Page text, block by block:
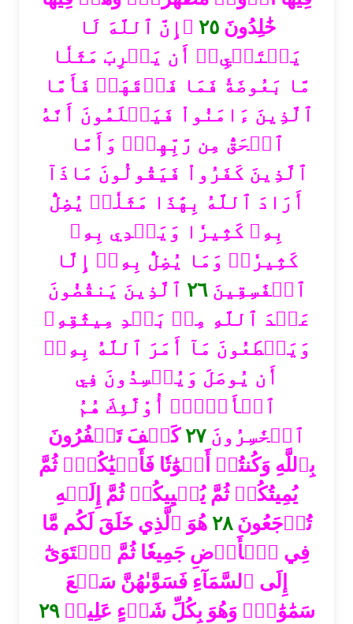
خَٰلِدُونَ٢٥ ۞إِنَّ ٱللَّهَ لَا
يَسۡتَحۡيِۦٓ أَن يَضۡرِبَ مَثَلٗا
مَّا بَعُوضَةٗ فَمَا فَوۡقَهَاۚ فَأَمَّا
ٱلَّذِينَ ءَامَنُواْ فَيَعۡلَمُونَ أَنَّهُ
ٱلۡحَقُّ مِن رَّبِّهِمۡۖ وَأَمَّا
ٱلَّذِينَ كَفَرُواْ فَيَقُولُونَ مَاذَآ
أَرَادَ ٱللَّهُ بِهَٰذَا مَثَلٗاۘ يُضِلُّ
بِهِۦ كَثِيرٗا وَيَهۡدِي بِهِۦ
كَثِيرٗاۚ وَمَا يُضِلُّ بِهِۦٓ إِلَّا
ٱلۡفَٰسِقِينَ٢٦ ٱلَّذِينَ يَنقُضُونَ
عَهۡدَ ٱللَّهِ مِنۢ بَعۡدِ مِيثَٰقِهِۦ
وَيَقۡطَعُونَ مَآ أَمَرَ ٱللَّهُ بِهِۦٓ
أَن يُوصَلَ وَيُفۡسِدُونَ فِي
ٱلۡأَرۡضِۚ أُوْلَٰٓئِكَ هُمُ
ٱلۡخَٰسِرُونَ٢٧ كَيۡفَ تَكۡفُرُونَ
بِٱللَّهِ وَكُنتُمۡ أَمۡوَٰتٗا فَأَحۡيَٰكُمۡۖ ثُمَّ
يُمِيتُكُمۡ ثُمَّ يُحۡيِيكُمۡ ثُمَّ إِلَيۡهِ
تُرۡجَعُونَ٢٨ هُوَ ٱلَّذِي خَلَقَ لَكُم مَّا
فِي ٱلۡأَرۡضِ جَمِيعٗا ثُمَّ ٱسۡتَوَىٰٓ
إِلَى ٱلسَّمَآءِ فَسَوَّىٰهُنَّ سَبۡعَ
سَمَٰوَٰتٖۚ وَهُوَ بِكُلِّ شَيۡءٍ عَلِيمٞ٢٩